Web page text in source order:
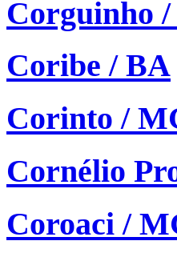
Corguinho
Coribe / BA
Corinto /
Cornélio
Coroaci /